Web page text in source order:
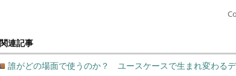
関連記事
誰がどの場面で使うのか？ ユースケースで生まれ変わる